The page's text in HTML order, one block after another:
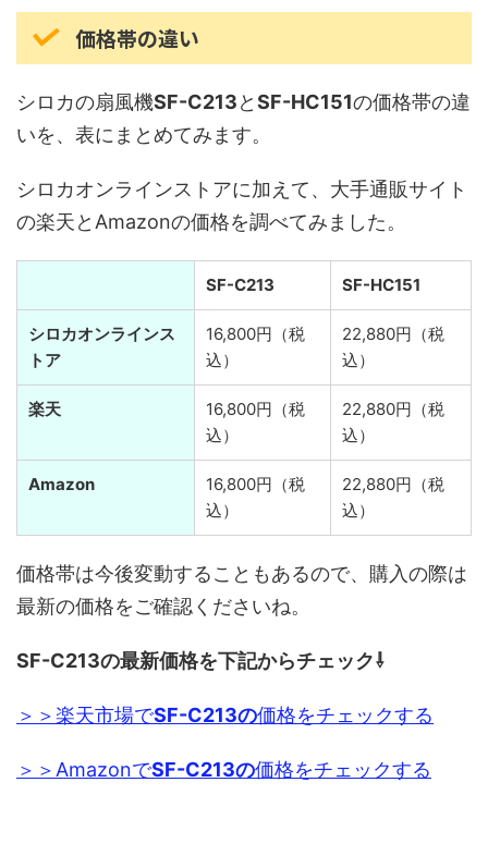
価格帯の違い
シロカの扇風機SF-C213とSF-HC151の価格帯の違
いを、表にまとめてみます。
シロカオンラインストアに加えて、大手通販サイト
の楽天とAmazonの価格を調べてみました。
SF-C213 SF-HC151
シロカオンラインス
トア
16,800円（税
込）
22,880円（税
込）
楽天
16,800円（税
込）
22,880円（税
込）
Amazon
16,800円（税
込）
22,880円（税
込）
価格帯は今後変動することもあるので、購入の際は
最新の価格をご確認くださいね。
SF-C213の最新価格を下記からチェック⇩
＞＞楽天市場でSF-C213の価格をチェックする
＞＞AmazonでSF-C213の価格をチェックする